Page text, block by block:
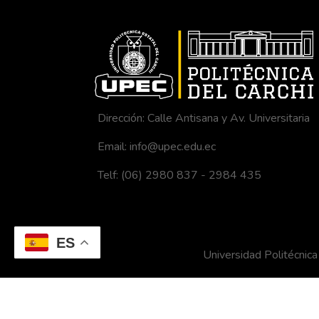
ES
Dirección: Calle Antisana y Av. Universitaria
Email: info@upec.edu.ec
Telf: (06) 2980 837 - 2984 435
Universidad